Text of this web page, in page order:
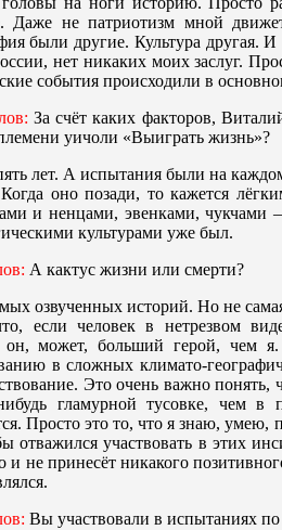
Даже не патриотизм мной
были другие. Культура
нет никаких моих заслуг.
события происходили в
За счёт каких факторов,
уичоли «Выиграть жизнь»?
лет. А испытания были на
оно позади, то кажется
и ненцами, эвенками, чукчами
культурами уже был.
А кактус жизни или смерти?
озвученных историй. Но не
если человек в нетрезвом
он, может, больший герой, чем
в сложных климато-
Это очень важно понять,
гламурной тусовке, чем в
Просто это то, что я знаю,
отважился участвовать в этих
и не принесёт никакого
Вы участвовали в испытаниях